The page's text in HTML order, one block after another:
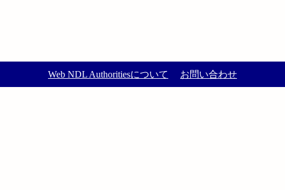
Web NDL Authoritiesについて お問い合わせ